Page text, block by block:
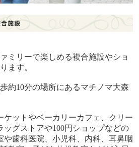
ミリーで楽しめる複合施設やショ
ます。
約10分の場所にあるマチノマ大森
ケットやベーカリーカフェ、クリー
ッグストアや100円ショップなどの
や歯科医院、小児科、内科、耳鼻咽